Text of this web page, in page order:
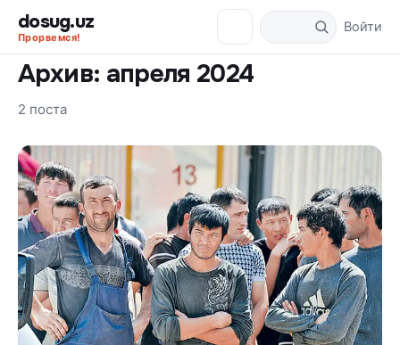
dosug.uz
Прорвемся!
Войти
Архив: апреля 2024
2 поста